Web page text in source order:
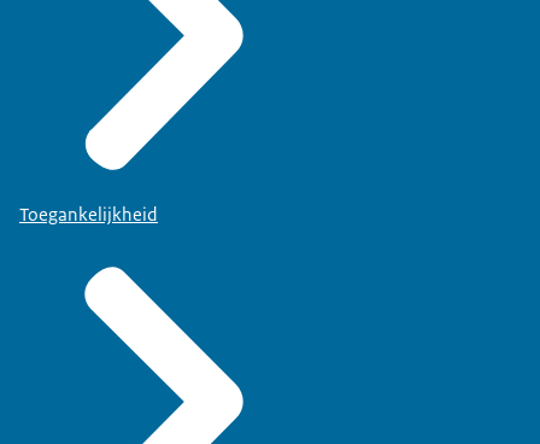
Toegankelijkheid